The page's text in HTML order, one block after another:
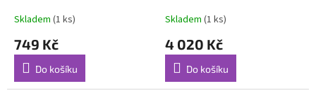
Skladem (1 ks)
749 Kč
Do košíku
Skladem (1 ks)
4 020 Kč
Do košíku